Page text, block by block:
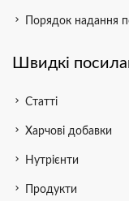
chevron_right Порядок надання
Швидкі
chevron_right Статті
chevron_right Харчові добавки
chevron_right Нутрієнти
chevron_right Продукти